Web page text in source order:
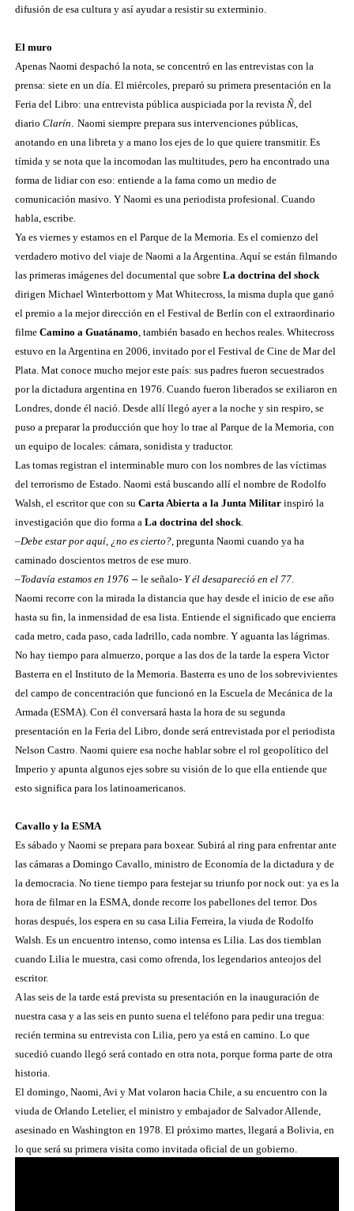
difusión de esa cultura y así ayudar a resistir su exterminio.
El muro
Apenas Naomi despachó la nota, se concentró en las entrevistas con la
prensa: siete en un día. El miércoles, preparó su primera presentación en la
Feria del Libro: una entrevista pública auspiciada por la revista Ñ, del
diario Clarín. Naomi siempre prepara sus intervenciones públicas,
anotando en una libreta y a mano los ejes de lo que quiere transmitir. Es
tímida y se nota que la incomodan las multitudes, pero ha encontrado una
forma de lidiar con eso: entiende a la fama como un medio de
comunicación masivo. Y Naomi es una periodista profesional. Cuando
habla, escribe.
Ya es viernes y estamos en el Parque de la Memoria. Es el comienzo del
verdadero motivo del viaje de Naomi a la Argentina. Aquí se están filmando
las primeras imágenes del documental que sobre La doctrina del shock
dirigen Michael Winterbottom y Mat Whitecross, la misma dupla que ganó
el premio a la mejor dirección en el Festival de Berlín con el extraordinario
filme Camino a Guatánamo, también basado en hechos reales. Whitecross
estuvo en la Argentina en 2006, invitado por el Festival de Cine de Mar del
Plata. Mat conoce mucho mejor este país: sus padres fueron secuestrados
por la dictadura argentina en 1976. Cuando fueron liberados se exiliaron en
Londres, donde él nació. Desde allí llegó ayer a la noche y sin respiro, se
puso a preparar la producción que hoy lo trae al Parque de la Memoria, con
un equipo de locales: cámara, sonidista y traductor.
Las tomas registran el interminable muro con los nombres de las víctimas
del terrorismo de Estado. Naomi está buscando allí el nombre de Rodolfo
Walsh, el escritor que con su Carta Abierta a la Junta Militarinspiró la
investigación que dio forma a La doctrina del shock.
–Debe estar por aquí, ¿no es cierto?,pregunta Naomi cuando ya ha
caminado doscientos metros de ese muro.
–Todavía estamos en 1976– le señalo- Y él desapareció en el 77.
Naomi recorre con la mirada la distancia que hay desde el inicio de ese año
hasta su fin, la inmensidad de esa lista. Entiende el significado que encierra
cada metro, cada paso, cada ladrillo, cada nombre. Y aguanta las lágrimas.
No hay tiempo para almuerzo, porque a las dos de la tarde la espera Victor
Basterra en el Instituto de la Memoria. Basterra es uno de los sobrevivientes
del campo de concentración que funcionó en la Escuela de Mecánica de la
Armada (ESMA). Con él conversará hasta la hora de su segunda
presentación en la Feria del Libro, donde será entrevistada por el periodista
Nelson Castro. Naomi quiere esa noche hablar sobre el rol geopolítico del
Imperio y apunta algunos ejes sobre su visión de lo que ella entiende que
esto significa para los latinoamericanos.
Cavallo y la ESMA
Es sábado y Naomi se prepara para boxear. Subirá al ring para enfrentar ante
las cámaras a Domingo Cavallo, ministro de Economía de la dictadura y de
la democracia. No tiene tiempo para festejar su triunfo por nock out: ya es la
hora de filmar en la ESMA, donde recorre los pabellones del terror. Dos
horas después, los espera en su casa Lilia Ferreira, la viuda de Rodolfo
Walsh. Es un encuentro intenso, como intensa es Lilia. Las dos tiemblan
cuando Lilia le muestra, casi como ofrenda, los legendarios anteojos del
escritor.
A las seis de la tarde está prevista su presentación en la inauguración de
nuestra casa y a las seis en punto suena el teléfono para pedir una tregua:
recién termina su entrevista con Lilia, pero ya está en camino. Lo que
sucedió cuando llegó será contado en otra nota, porque forma parte de otra
historia.
El domingo, Naomi, Avi y Mat volaron hacia Chile, a su encuentro con la
viuda de Orlando Letelier, el ministro y embajador de Salvador Allende,
asesinado en Washington en 1978. El próximo martes, llegará a Bolivia, en
lo que será su primera visita como invitada oficial de un gobierno.